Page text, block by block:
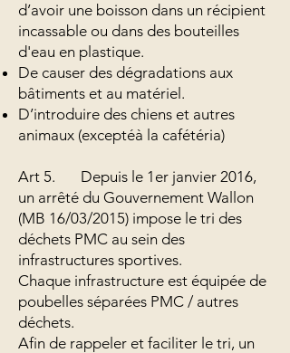
d’avoir une boisson dans un récipient
incassable ou dans des bouteilles
d'eau en plastique.
De causer des dégradations aux
bâtiments et au matériel.
D’introduire des chiens et autres
animaux (exceptéà la cafétéria)
Art 5. Depuis le 1er janvier 2016,
un arrêté du Gouvernement Wallon
(MB 16/03/2015) impose le tri des
déchets PMC au sein des
infrastructures sportives.
Chaque infrastructure est équipée de
poubelles séparées PMC / autres
déchets.
Afin de rappeler et faciliter le tri, un